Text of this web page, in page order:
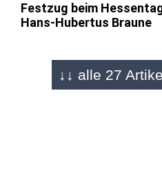
Festzug beim
Hans-Hubertus Braune
BAD VILBEL -
↓↓ alle 27